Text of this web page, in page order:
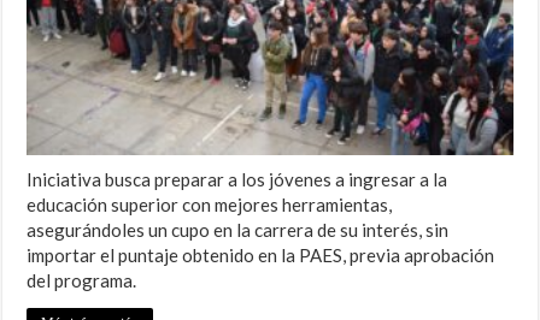
Iniciativa busca preparar a los jóvenes a ingresar a la
educación superior con mejores herramientas,
asegurándoles un cupo en la carrera de su interés, sin
importar el puntaje obtenido en la PAES, previa aprobación
del programa.